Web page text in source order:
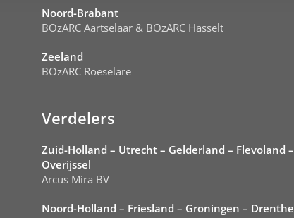
Noord-Brabant
BOzARC Aartselaar & BOzARC Hasselt
Zeeland
BOzARC Roeselare
Verdelers
Zuid-Holland – Utrecht – Gelderland – Flevoland –
Overijssel
Arcus Mira BV
Noord-Holland – Friesland – Groningen – Drenthe